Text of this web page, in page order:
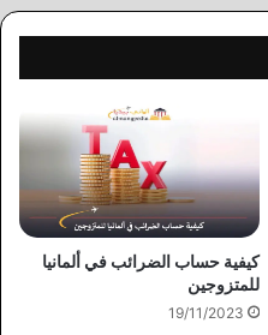
كيفية حساب الضرائب في ألمانيا
للمتزوجين
19/11/2023